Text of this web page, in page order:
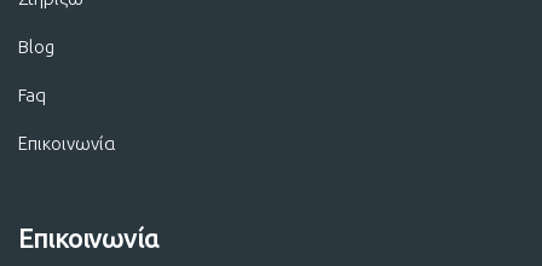
Blog
Faq
Επικοινωνία
Επικοινωνία